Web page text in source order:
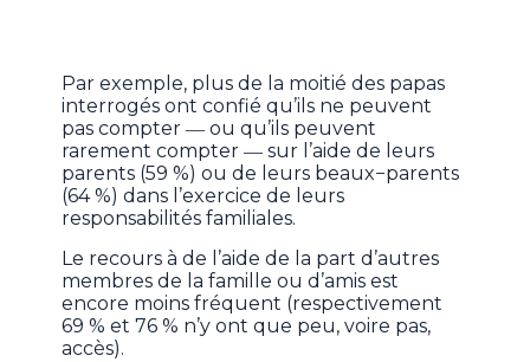
Par exemple, plus de la moitié des papas
interrogés ont confié qu’ils ne peuvent
pas compter ― ou qu’ils peuvent
rarement compter ― sur l’aide de leurs
parents (59 %) ou de leurs beaux−parents
(64 %) dans l’exercice de leurs
responsabilités familiales.
Le recours à de l’aide de la part d’autres
membres de la famille ou d’amis est
encore moins fréquent (respectivement
69 % et 76 % n’y ont que peu, voire pas,
accès).